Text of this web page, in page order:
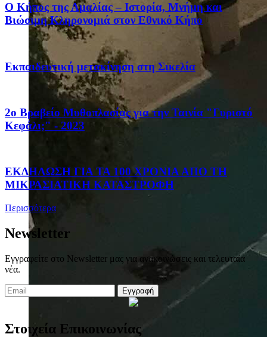
Ο Κήπος της Αμαλίας – Ιστορία, Μνήμη και
Βιώσιμη Κληρονομιά στον Εθνικό Κήπο
Eκπαιδευτική μετακίνηση στη Σικελία
2ο Βραβείο Μυθοπλασίας για την Ταινία "Γυριστό
Κεφάλι;" - 2023
ΕΚΔΗΛΩΣΗ ΓΙΑ ΤΑ 100 ΧΡΟΝΙΑ ΑΠΟ ΤΗ
ΜΙΚΡΑΣΙΑΤΙΚΗ ΚΑΤΑΣΤΡΟΦΗ
Περισσότερα
Newsletter
Εγγραφείτε στο Newsletter μας για ανακοινώσεις και τελευταία
νέα.
Εγγραφή
Στοιχεία Επικοινωνίας